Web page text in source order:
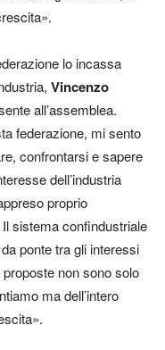
lo incassa
Vincenzo
all’assemblea.
federazione, mi sento
confrontarsi e sapere
dell’industria
proprio
sistema confindustriale
ponte tra gli interessi
non sono solo
ma dell’intero